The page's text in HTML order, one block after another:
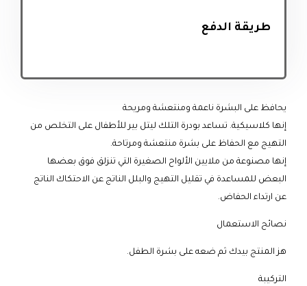
طريقة الدفع
يحافظ على البشرة ناعمة ومنتعشة ومريحة
إنها كلاسيكية. تساعد بودرة التلك ليتل بير للأطفال على التخلص من
التهيج مع الحفاظ على بشرة منتعشة ومرتاحة.
إنها مصنوعة من ملايين الألواح الصغيرة التي تنزلق فوق بعضها
البعض للمساعدة في تقليل التهيج والبلل الناتج عن الاحتكاك الناتج
عن ارتداء الحفاض.
نصائح الاستعمال
هز المنتج بيدك ثم ضعه على بشرة الطفل.
التركيبة